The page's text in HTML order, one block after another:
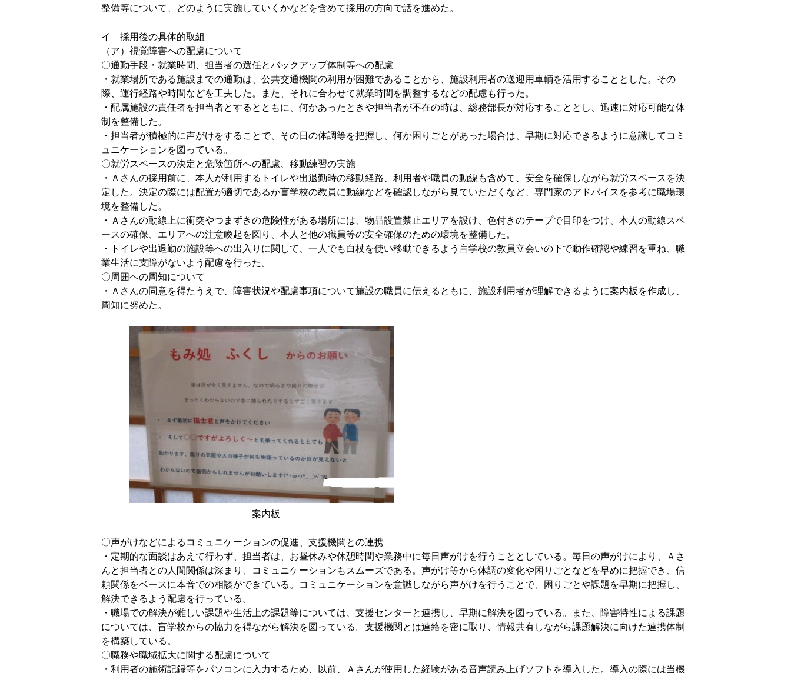
整備等について、どのように実施していくかなどを含めて採用の方向で話を進めた。
イ 採用後の具体的取組
（ア）視覚障害への配慮について
〇通勤手段・就業時間、担当者の選任とバックアップ体制等への配慮
・就業場所である施設までの通勤は、公共交通機関の利用が困難であることから、施設利用者の送迎用車輌を活用することとした。その
際、運行経路や時間などを工夫した。また、それに合わせて就業時間を調整するなどの配慮も行った。
・配属施設の責任者を担当者とするとともに、何かあったときや担当者が不在の時は、総務部長が対応することとし、迅速に対応可能な体
制を整備した。
・担当者が積極的に声がけをすることで、その日の体調等を把握し、何か困りごとがあった場合は、早期に対応できるように意識してコミ
ュニケーションを図っている。
〇就労スペースの決定と危険箇所への配慮、移動練習の実施
・Ａさんの採用前に、本人が利用するトイレや出退勤時の移動経路、利用者や職員の動線も含めて、安全を確保しながら就労スペースを決
定した。決定の際には配置が適切であるか盲学校の教員に動線などを確認しながら見ていただくなど、専門家のアドバイスを参考に職場環
境を整備した。
・Ａさんの動線上に衝突やつまずきの危険性がある場所には、物品設置禁止エリアを設け、色付きのテープで目印をつけ、本人の動線スペ
ースの確保、エリアへの注意喚起を図り、本人と他の職員等の安全確保のための環境を整備した。
・トイレや出退勤の施設等への出入りに関して、一人でも白杖を使い移動できるよう盲学校の教員立会いの下で動作確認や練習を重ね、職
業生活に支障がないよう配慮を行った。
〇周囲への周知について
・Ａさんの同意を得たうえで、障害状況や配慮事項について施設の職員に伝えるともに、施設利用者が理解できるように案内板を作成し、
周知に努めた。
案内板
〇声がけなどによるコミュニケーションの促進、支援機関との連携
・定期的な面談はあえて行わず、担当者は、お昼休みや休憩時間や業務中に毎日声がけを行うこととしている。毎日の声がけにより、Ａさ
んと担当者との人間関係は深まり、コミュニケーションもスムーズである。声がけ等から体調の変化や困りごとなどを早めに把握でき、信
頼関係をベースに本音での相談ができている。コミュニケーションを意識しながら声がけを行うことで、困りごとや課題を早期に把握し、
解決できるよう配慮を行っている。
・職場での解決が難しい課題や生活上の課題等については、支援センターと連携し、早期に解決を図っている。また、障害特性による課題
については、盲学校からの協力を得ながら解決を図っている。支援機関とは連絡を密に取り、情報共有しながら課題解決に向けた連携体制
を構築している。
〇職務や職域拡大に関する配慮について
・利用者の施術記録等をパソコンに入力するため、以前、Ａさんが使用した経験がある音声読み上げソフトを導入した。導入の際には当機